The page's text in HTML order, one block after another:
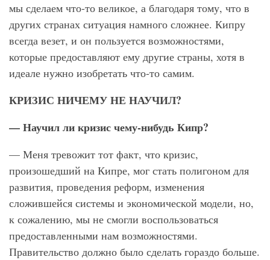
мы сделаем что-то великое, а благодаря тому, что в
других странах ситуация намного сложнее. Кипру
всегда везет, и он пользуется возможностями,
которые предоставляют ему другие страны, хотя в
идеале нужно изобретать что-то самим.
КРИЗИС НИЧЕМУ НЕ НАУЧИЛ?
— Научил ли кризис чему-нибудь Кипр?
— Меня тревожит тот факт, что кризис,
произошедший на Кипре, мог стать полигоном для
развития, проведения реформ, изменения
сложившейся системы и экономической модели, но,
к сожалению, мы не смогли воспользоваться
предоставленными нам возможностями.
Правительство должно было сделать гораздо больше.